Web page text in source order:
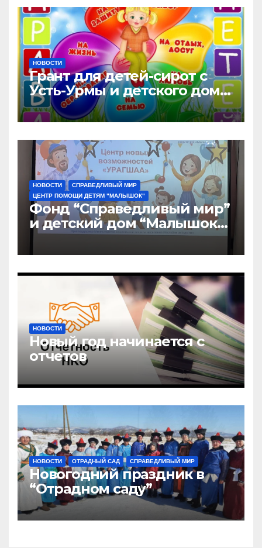
НОВОСТИ
Грант для детей-сирот с
Усть-Урмы и детского дома
“Малышок”
НОВОСТИ
СПРАВЕДЛИВЫЙ МИР
ЦЕНТР ПОМОЩИ ДЕТЯМ "МАЛЫШОК"
Фонд “Справедливый мир”
и детский дом “Малышок”
открыли центр новых
возможностей “УРАГШАА”
НОВОСТИ
Новый год начинается с
отчетов
НОВОСТИ ОТРАДНЫЙ САД СПРАВЕДЛИВЫЙ МИР
Новогодний праздник в
“Отрадном саду”